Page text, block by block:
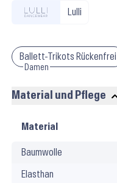
Lulli
Ballett-Trikots Rückenfrei
Damen
Material und Pflege
Material
Pflege
Material
Baumwolle
Elasthan